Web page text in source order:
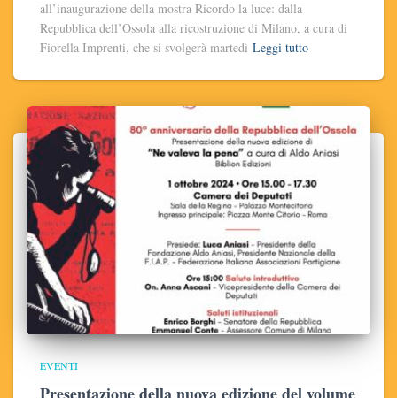
all’inaugurazione della mostra Ricordo la luce: dalla
Repubblica dell’Ossola alla ricostruzione di Milano, a cura di
Fiorella Imprenti, che si svolgerà martedì Leggi tutto
EVENTI
Presentazione della nuova edizione del volume